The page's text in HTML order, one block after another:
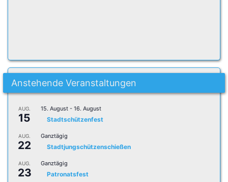
Anstehende Veranstaltungen
AUG.
15
15. August - 16. August
Stadtschützenfest
AUG.
22
Ganztägig
Stadtjungschützenschießen
AUG.
23
Ganztägig
Patronatsfest